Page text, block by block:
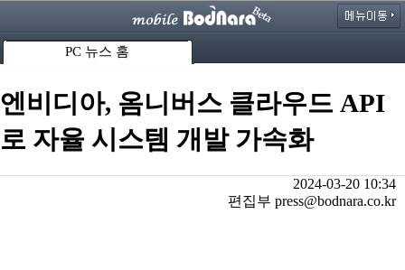
PC 뉴스 홈
엔비디아, 옴니버스 클라우드 API
로 자율 시스템 개발 가속화
2024-03-20 10:34
편집부 press@bodnara.co.kr